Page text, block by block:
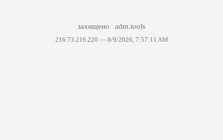
захищено adm.tools
216.73.216.220 — 8/9/2026, 7:57:11 AM